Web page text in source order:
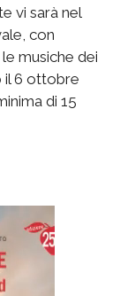
vi sarà nel
con
musiche dei
il 6 ottobre
di 15